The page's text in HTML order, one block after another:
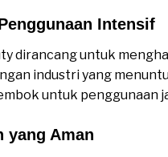
Intensif
dirancang untuk
industri yang
untuk penggunaan
yang Aman